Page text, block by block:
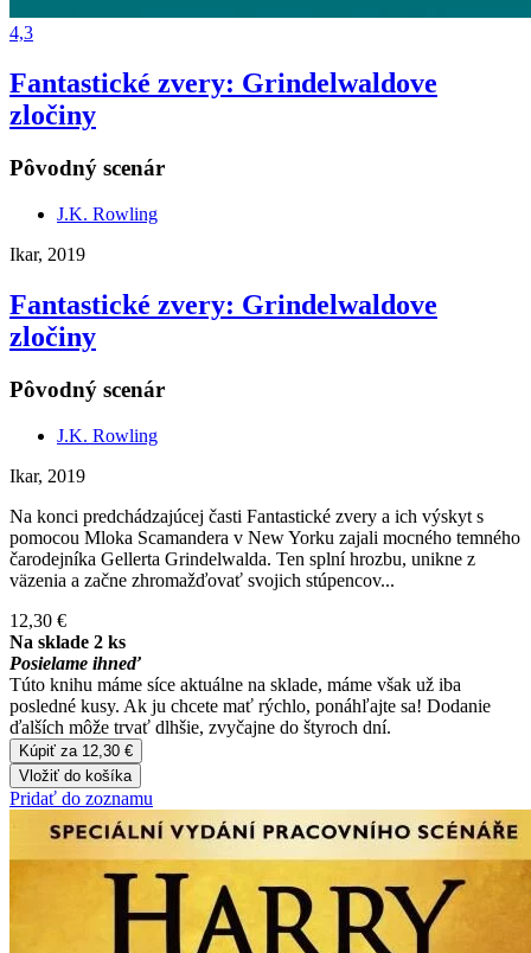
4,3
Fantastické zvery: Grindelwaldove
zločiny
Pôvodný scenár
J.K. Rowling
Ikar, 2019
Fantastické zvery: Grindelwaldove
zločiny
Pôvodný scenár
J.K. Rowling
Ikar, 2019
Na konci predchádzajúcej časti Fantastické zvery a ich výskyt s
pomocou Mloka Scamandera v New Yorku zajali mocného temného
čarodejníka Gellerta Grindelwalda. Ten splní hrozbu, unikne z
väzenia a začne zhromažďovať svojich stúpencov...
12,30 €
Na sklade 2 ks
Posielame ihneď
Túto knihu máme síce aktuálne na sklade, máme však už iba
posledné kusy. Ak ju chcete mať rýchlo, ponáhľajte sa! Dodanie
ďalších môže trvať dlhšie, zvyčajne do štyroch dní.
Kúpiť za 12,30 €
Vložiť do košíka
Pridať do zoznamu